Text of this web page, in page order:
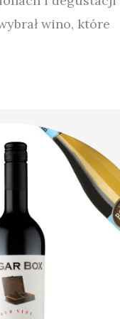
wino, które